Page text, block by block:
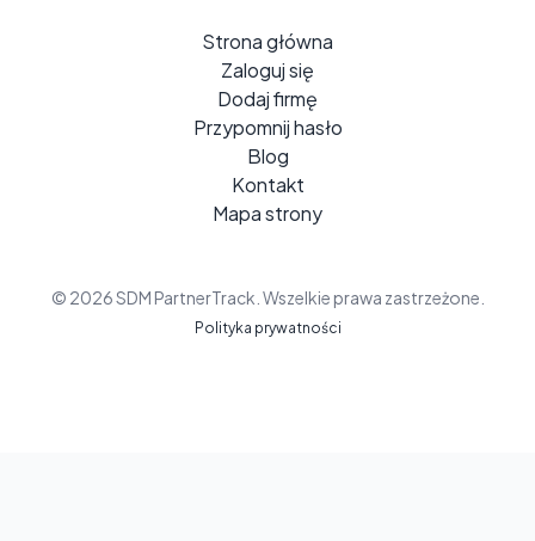
Strona główna
Zaloguj się
Dodaj firmę
Przypomnij hasło
Blog
Kontakt
Mapa strony
© 2026 SDM PartnerTrack. Wszelkie prawa zastrzeżone.
Polityka prywatności